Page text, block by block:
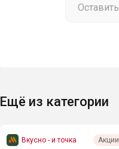
Ещё из категории
Вкусно - и точка Акции